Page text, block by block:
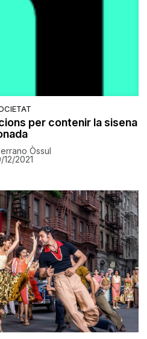
per contenir la sisena
Òssul
12/2021